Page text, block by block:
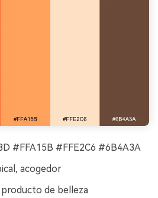
#FFA15B #FFE2C6 #6B4A3A
acogedor
de belleza